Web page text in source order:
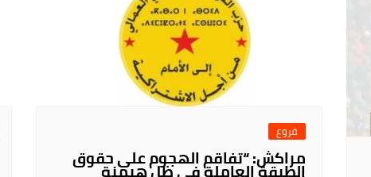
فروع
مراكش: “تفاقم الهجوم على حقوق
الطبقة العاملة في ظل هيمنة